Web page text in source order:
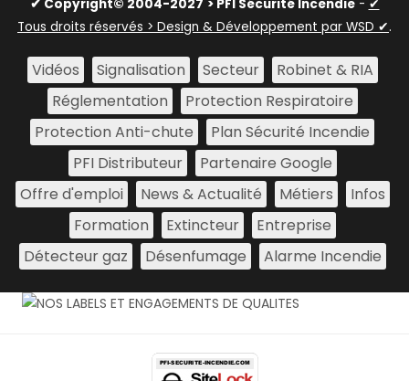
✔ Copyright© 2004-2027 > PFI Sécurité Incendie- ✔
Tous droits réservés > Design & Développement par WSD ✔.
Vidéos Signalisation Secteur
Robinet & RIA
Réglementation
Protection Respiratoire
Protection Anti-chute
Plan Sécurité Incendie
PFI Distributeur
Partenaire Google
Offre d'emploi
News & Actualité Métiers
Infos
Formation
Extincteur
Entreprise
Détecteur gaz
Désenfumage Alarme Incendie